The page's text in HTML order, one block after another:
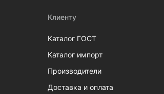
Клиенту
Каталог ГОСТ
Каталог импорт
Производители
Доставка и оплата